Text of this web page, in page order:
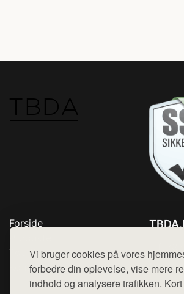
Vi bruger cookies på vores
forbedre din oplevelse, vise mere
indhold og analysere trafikken.
Forside
Top Rabatter
Kontakt
Mail: